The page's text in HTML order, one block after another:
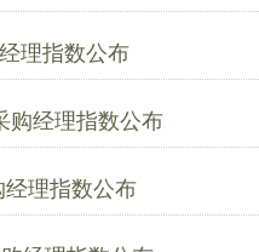
理指数公布
购经理指数公布
理指数公布